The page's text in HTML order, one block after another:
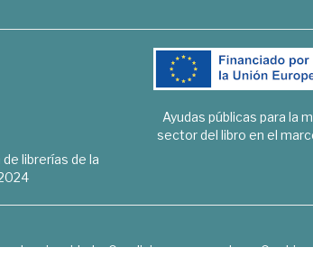
librerías de la
Ayudas públicas para la
sector del libro en el
de privacidad Condiciones generales
Cookies